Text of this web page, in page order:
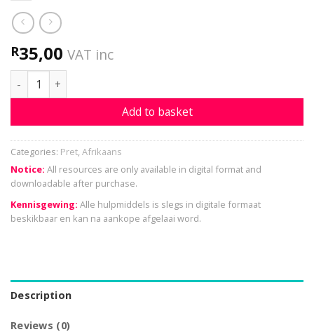
R35,00 VAT inc
Reënboog tema boekie quantity
Add to basket
Categories: Pret,Afrikaans
Notice: All resources are only available in digital format and
downloadable after purchase.
Kennisgewing: Alle hulpmiddels is slegs in digitale formaat
beskikbaar en kan na aankope afgelaai word.
Description
Reviews (0)